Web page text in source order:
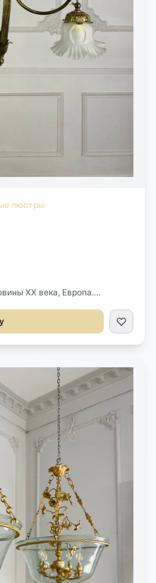
люстры
XX века, Европа.